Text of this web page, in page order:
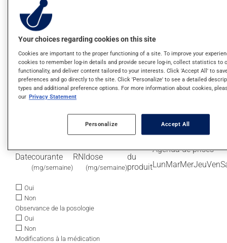
Observance de la posologie
Notes :
☐Oui
☐
Modifications à la médication
☐Oui
☐Non
Modifications à l'alimentation
☐Oui
☐Non
Présence fièvre ou diarrhée
Datecourante
(mg/semaine)
RNIdose
(mg/semaine)
du
produit
Agenda de prises
LunMarMerJeuVen
☐ Oui
☐ Non
Observance de la posologie
☐ Oui
☐ Non
Modifications à la médication
Your choices regarding cookies on this site
Cookies are important to the proper functioning of a site. To improve your
cookies to remember log-in details and provide secure log-in, collect statistics to
functionality, and deliver content tailored to your interests. Click 'Accept All' to
preferences and go directly to the site. Click 'Personalize' to see a detailed
types and additional preference options. For more information about cookies,
our Privacy Statement
Personalize Accept All